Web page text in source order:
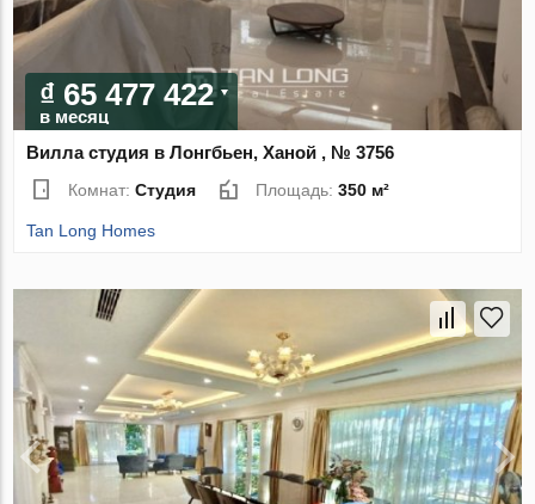
₫ 65 477 422
в месяц
Вилла студия в Лонгбьен, Ханой , № 3756
Комнат:Студия Площадь:350 м²
Tan Long Homes